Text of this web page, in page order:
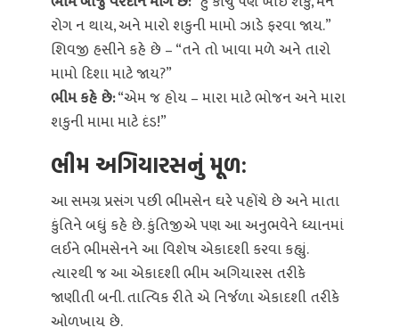
રોગ ન થાય, અને મારો શકુની મામો ઝાડે ફરવા જાય.”
શિવજી હસીને કહે છે – “તને તો ખાવા મળે અને તારો
મામો દિશા માટે જાય?”
ભીમ કહે છે:“એમ જ હોય – મારા માટે ભોજન અને મારા
શકુની મામા માટે દંડ!”
ભીમ અગિયારસનું મૂળ:
આ સમગ્ર પ્રસંગ પછી ભીમસેન ઘરે પહોંચે છે અને માતા
કુંતિને બધું કહે છે. કુંતિજીએ પણ આ અનુભવેને ધ્યાનમાં
લઈને ભીમસેનને આ વિશેષ એકાદશી કરવા કહ્યું.
ત્યારથી જ આ એકાદશી ભીમ અગિયારસ તરીકે
જાણીતી બની. તાત્વિક રીતે એ નિર્જળા એકાદશી તરીકે
ઓળખાય છે.